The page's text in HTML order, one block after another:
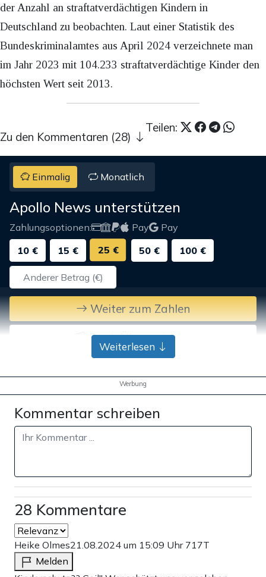
der Anzahl an straftatverdächtigen Kindern in
Deutschland zu beobachten. Laut einer Statistik des
Bundeskriminalamtes aus April 2024 verzeichnete man
im Jahr 2023 mit 104.233 straftatverdächtige Kinder den
höchsten Wert seit 2013.
Teilen:
Zu den Kommentaren (28)
Einmalig Monatlich
Apollo News unterstützen
Zahlungsoptionen: Pay
Pay
10 €
15 € 25 € 50 € 100 €
Weiter zum Zahlen
Bank-Überweisung
Weiterlesen
Werbung
Kommentar schreiben
28 Kommentare
Heike Olmes21.08.2024 um 15:09 Uhr 717T
Melden